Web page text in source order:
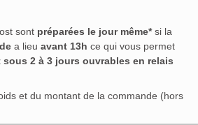
sont préparées le jour même*si la
a lieu avant 13h ce qui vous permet
sous 2 à 3 jours ouvrables en relais
et du montant de la commande (hors